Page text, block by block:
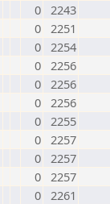
0 2243
0 2251
0 2254
0 2256
0 2256
0 2256
0 2255
0 2257
0 2257
0 2257
0 2261